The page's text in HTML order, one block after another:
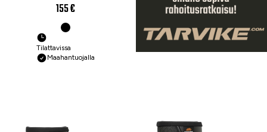
155 €
Tilattavissa
Maahantuojalla